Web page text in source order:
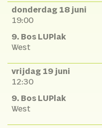
donderdag 18 juni
19:00
9. Bos LUPlak
West
vrijdag 19 juni
12:30
9. Bos LUPlak
West